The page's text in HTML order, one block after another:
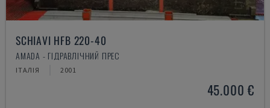
SCHIAVI HFB 220-40
AMADA - ГІДРАВЛІЧНИЙ ПРЕС
ІТАЛІЯ 2001
45.000 €